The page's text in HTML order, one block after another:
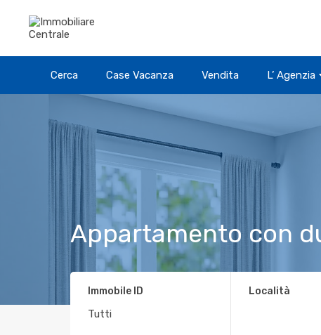
Cerca Case Vacanza Vendita L’ Agenzia
Appartamento con
Immobile ID Località